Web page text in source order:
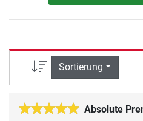
Sortierung
Absolute